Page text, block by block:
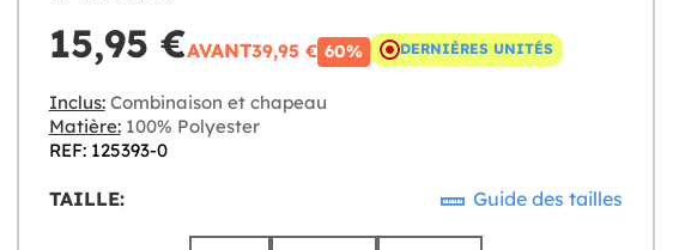
15,95 €AVANT39,95 € 60% DERNIÈRES UNITÉS
Inclus:Combinaison et chapeau
Matière:100% Polyester
REF: 125393-0
TAILLE: Guide des tailles